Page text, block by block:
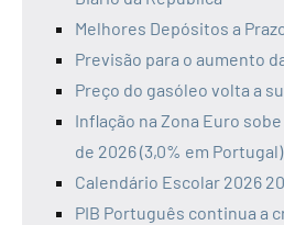
Melhores Depósitos a
Previsão para o aumento
Preço do gasóleo volta a
Inflação na Zona Euro
de 2026 (3,0% em Portugal)
Calendário Escolar 2026
PIB Português continua a